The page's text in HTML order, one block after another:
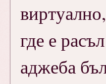
где е
аджеба